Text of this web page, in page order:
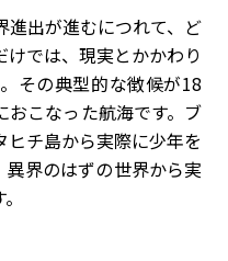
出が進むにつれて、ど
では、現実とかかわり
その典型的な徴候が18
おこなった航海です。ブ
チ島から実際に少年を
異界のはずの世界から実